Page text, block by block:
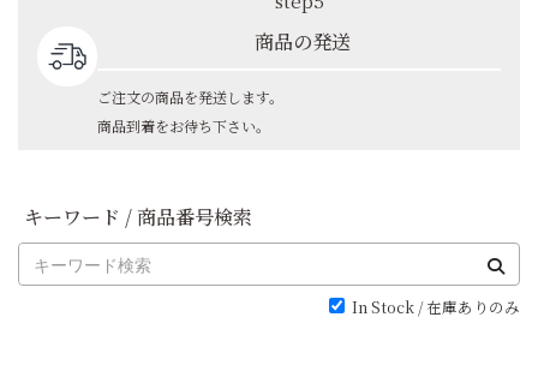
商品の発送
ご注文の商品を発送します。
商品到着をお待ち下さい。
キーワード / 商品番号検索
In Stock / 在庫ありのみ